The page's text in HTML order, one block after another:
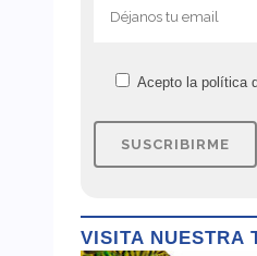
Acepto la política
VISITA NUESTRA